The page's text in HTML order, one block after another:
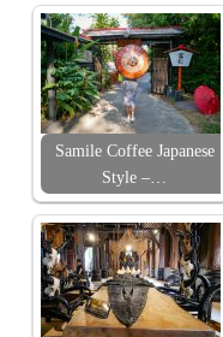
Samile Coffee Japanese
Style –…